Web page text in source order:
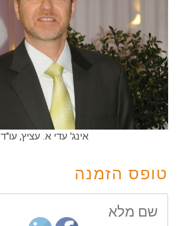
אינג' עדי א. עציץ, עו"ד
טופס הזמנה
שם
מלא